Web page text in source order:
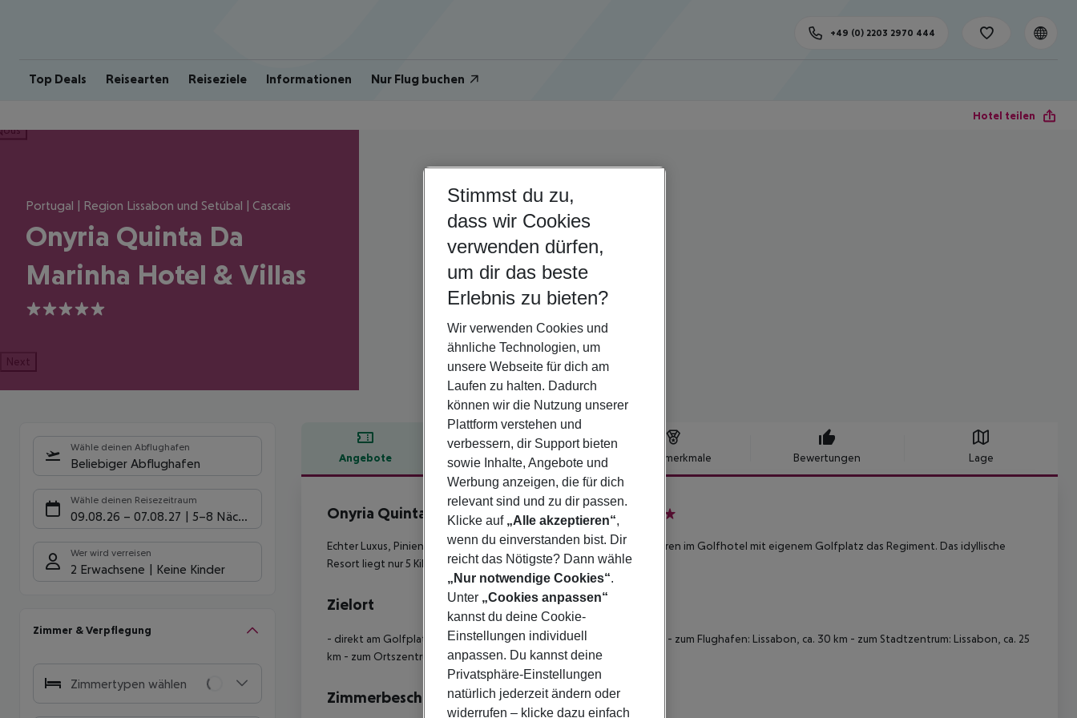
Top Deals Reisearten Reiseziele Informationen Nur Flug buchen
+49 (0) 2203 2970 444
Hotel teilen
Portugal | Region Lissabon und Setúbal | Cascais
Onyria Quinta Da
Marinha Hotel & Villas
5
Next
Wähle deinen Abflughafen
Beliebiger Abflughafen
Wähle deinen Reisezeitraum
09.08.26 – 07.08.27 5-8 Nächte
Wer wird verreisen
2 Erwachsene Keine Kinder
Zimmer & Verpflegung
Zimmertypen wählen
Angebote Hotelbeschreibung Hotelmerkmale Bewertungen Lage
Hotelbeschreibung
Onyria Quinta Da Marinha Hotel & Villas
5
Echter Luxus, Pinienwälder und erfrischende Wasserlandschaften führen im Golfhotel mit eigenem Golfplatz das Regiment. Das idyllische
Resort liegt nur 5 Kilometer vom Strand entfernt.
Zielort
- direkt am Golfplatz - zwischen Stadt und Natur, Strand und Bergen - zum Flughafen: Lissabon, ca. 30 km - zum Stadtzentrum: Lissabon, ca. 25
km - zum Ortszentrum: Cascais, ca. 4 km - zum Strand: ca. 5 km - ruhig
Zimmerbeschreibung
Stimmst du zu,
dass wir Cookies
verwenden dürfen,
um dir das beste
Erlebnis zu bieten?
Wir verwenden Cookies und
ähnliche Technologien, um
unsere Webseite für dich am
Laufen zu halten. Dadurch
können wir die Nutzung unserer
Plattform verstehen und
verbessern, dir Support bieten
sowie Inhalte, Angebote und
Werbung anzeigen, die für dich
relevant sind und zu dir passen.
Klicke auf „Alle akzeptieren“,
wenn du einverstanden bist. Dir
reicht das Nötigste? Dann wähle
„Nur notwendige Cookies“.
Unter „Cookies anpassen“
kannst du deine Cookie-
Einstellungen individuell
anpassen. Du kannst deine
Privatsphäre-Einstellungen
natürlich jederzeit ändern oder
widerrufen – klicke dazu einfach